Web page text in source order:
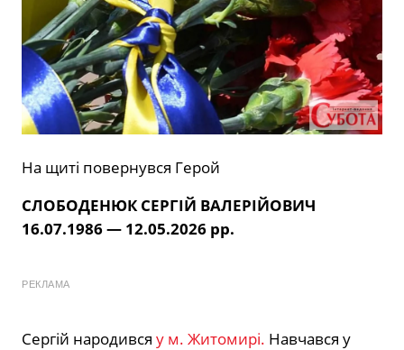
На щиті повернувся Герой
СЛОБОДЕНЮК СЕРГІЙ ВАЛЕРІЙОВИЧ
16.07.1986 — 12.05.2026 рр.
РЕКЛАМА
Сергій народився у м. Житомирі. Навчався у